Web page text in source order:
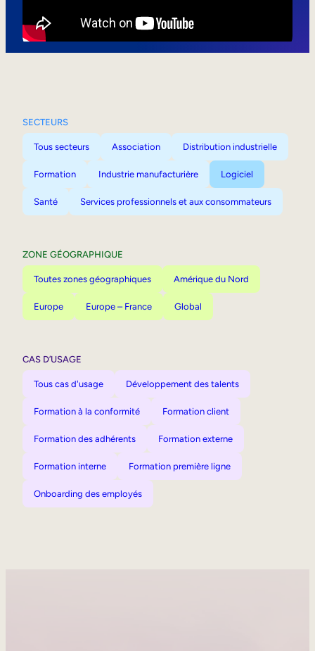
SECTEURS
Tous secteurs Association Distribution industrielle
Formation Industrie manufacturière Logiciel
Santé Services professionnels et aux consommateurs
ZONE GÉOGRAPHIQUE
Toutes zones géographiques Amérique du Nord
Europe Europe – France Global
CAS D’USAGE
Tous cas d'usage Développement des talents
Formation à la conformité Formation client
Formation des adhérents Formation externe
Formation interne Formation première ligne
Onboarding des employés